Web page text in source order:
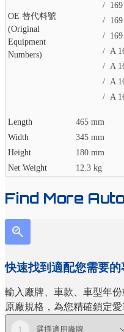
OE 替代料號
(Original
Equipment
Numbers)
A
A
A
A
Length
465 mm
Width
345 mm
Height
180 mm
Net Weight
12.3 kg
Find More
快速找到適配您需要
輸入廠牌、車款、車型年
原廠規格，為您精確鎖定愛